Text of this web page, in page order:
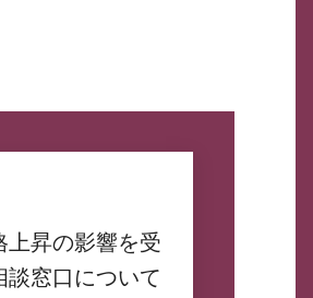
上昇の影響を受
窓口について